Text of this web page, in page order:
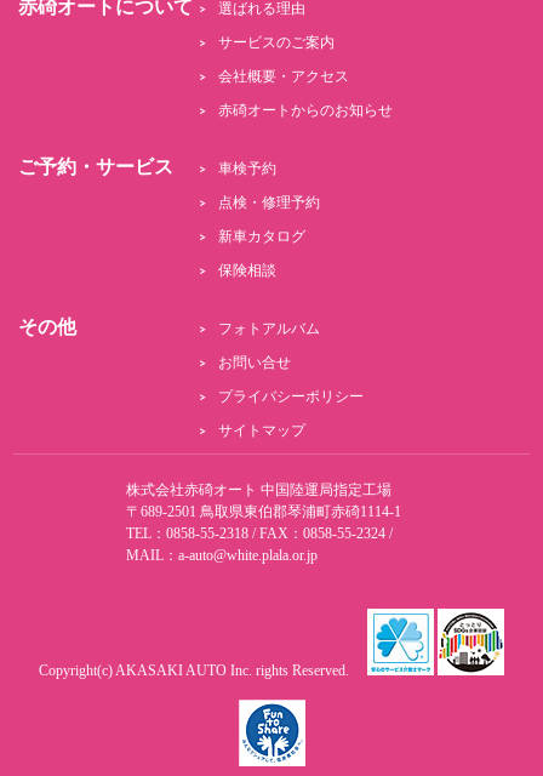
赤碕オートについて
選ばれる理由
サービスのご案内
会社概要・アクセス
赤碕オートからのお知らせ
ご予約・サービス
車検予約
点検・修理予約
新車カタログ
保険相談
その他
フォトアルバム
お問い合せ
プライバシーポリシー
サイトマップ
株式会社赤碕オート 中国陸運局指定工場
〒689-2501 鳥取県東伯郡琴浦町赤碕1114-1
TEL：0858-55-2318 / FAX：0858-55-2324 /
MAIL： a-auto@white.plala.or.jp
Copyright(c) AKASAKI AUTO Inc. rights Reserved.